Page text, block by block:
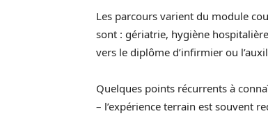
Les parcours varient du module
sont : gériatrie, hygiène
vers le diplôme d’infirmier ou
Quelques points récurrents à
– l’expérience terrain est souvent